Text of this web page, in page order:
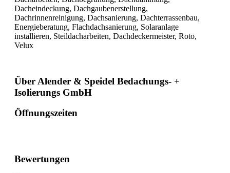
Dacheindeckung, Dachgaubenerstellung,
Dachrinnenreinigung, Dachsanierung, Dachterrassenbau,
Energieberatung, Flachdachsanierung, Solaranlage
installieren, Steildacharbeiten, Dachdeckermeister, Roto,
Velux
Über Alender & Speidel Bedachungs- +
Isolierungs GmbH
Öffnungszeiten
Bewertungen